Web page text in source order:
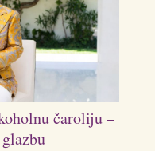
čaroliju –